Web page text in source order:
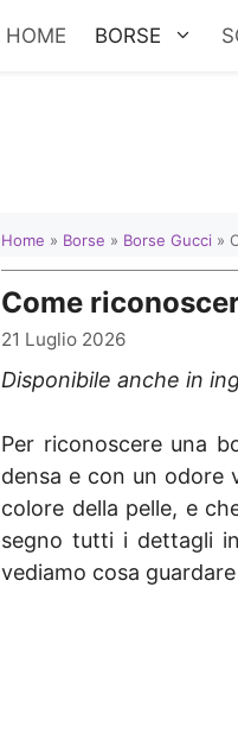
HOME BORSE
Home » Borse » Borse Gucci »
Come
21 Luglio 2026
Disponibile anche in
Per riconoscere una
densa e con un odore
colore della pelle, e
segno tutti i dettagli
vediamo cosa